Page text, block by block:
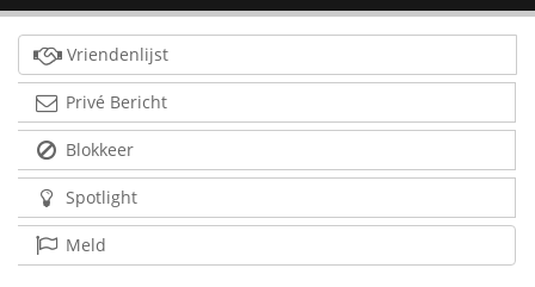
Vriendenlijst
Privé Bericht
Blokkeer
Spotlight
Meld